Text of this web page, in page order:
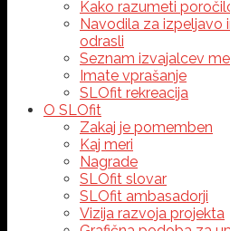
Kako razumeti
Navodila za izpeljavo
odrasli
Seznam izvajalcev
Imate vprašanje
SLOfit rekreacija
O SLOfit
Zakaj je pomemben
Kaj meri
Nagrade
SLOfit slovar
SLOfit ambasadorji
Vizija razvoja projekta